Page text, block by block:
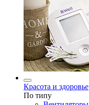
Красота и здоровье
По типу